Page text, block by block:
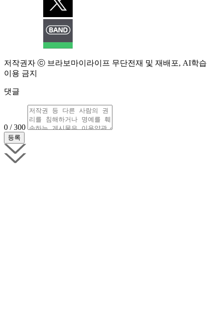
저작권자 ⓒ 브라보마이라이프 무단전재 및 재배포, AI학습
이용 금지
댓글
0 / 300